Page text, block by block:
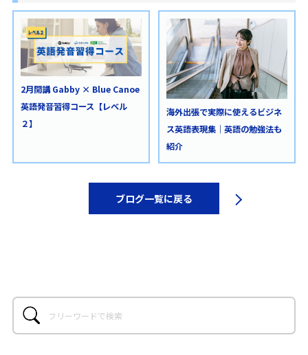
2月開講 Gabby × Blue Canoe
英語発音習得コース【レベル
２】
海外出張で実際に使えるビジネ
ス英語表現集｜英語の勉強法も
紹介
ブログ一覧に戻る